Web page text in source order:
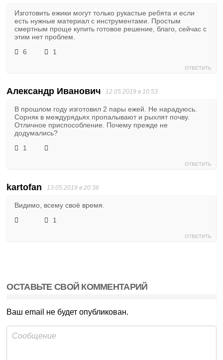
Изготовить ежики могут только рукастые ребята и если
есть нужные материал с инструментами. Простым
смертным проще купить готовое решение, благо, сейчас с
этим нет проблем.
6
1
ОТВЕТИТЬ
Александр Иванович 12.05.2019 в 10:53
В прошлом году изготовил 2 пары ежей. Не нарадуюсь.
Сорняк в междурядьях пропалывают и рыхлят почву.
Отличное приспособление. Почему прежде не
додумались?
1
ОТВЕТИТЬ
kartofan 13.05.2019 в 20:36
Видимо, всему своё время.
1
ОТВЕТИТЬ
ОСТАВЬТЕ СВОЙ КОММЕНТАРИЙ
Ваш email не будет опубликован.